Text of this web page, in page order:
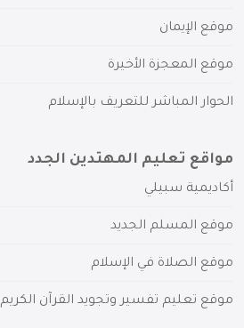
موقع الإيمان
موقع المعجزة الأخيرة
الحوار المباشر للتعريف بالإسلام
مواقع تعليم المهتدين الجدد
أكاديمية سبيلي
موقع المسلم الجديد
موقع الصلاة في الإسلام
موقع تعليم تفسير وتجويد القرآن الكريم